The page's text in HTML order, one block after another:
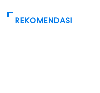
REKOMENDASI